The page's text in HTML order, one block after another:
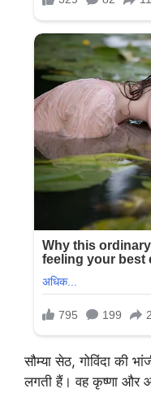
सौम्या सेठ, गोविंदा की
लगती हैं। वह कृष्णा और